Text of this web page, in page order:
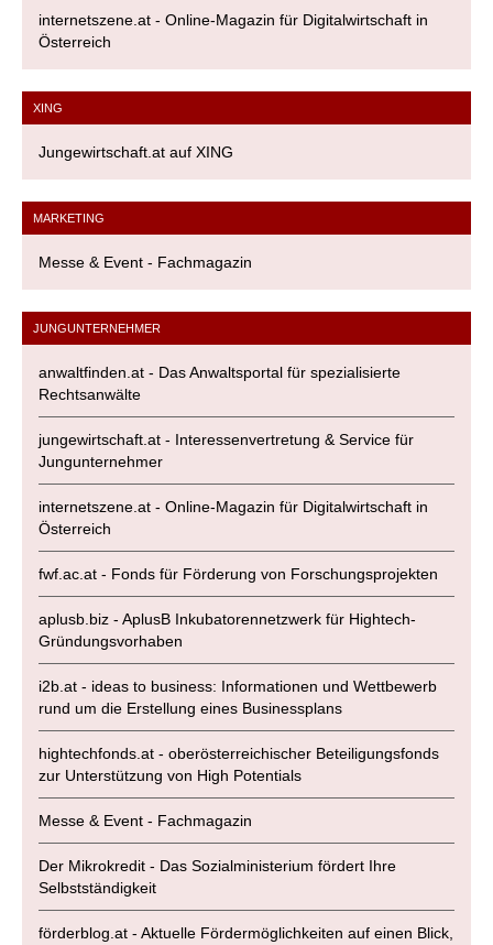
internetszene.at - Online-Magazin für Digitalwirtschaft in
Österreich
XING
Jungewirtschaft.at auf XING
MARKETING
Messe & Event - Fachmagazin
JUNGUNTERNEHMER
anwaltfinden.at - Das Anwaltsportal für spezialisierte
Rechtsanwälte
jungewirtschaft.at - Interessenvertretung & Service für
Jungunternehmer
internetszene.at - Online-Magazin für Digitalwirtschaft in
Österreich
fwf.ac.at - Fonds für Förderung von Forschungsprojekten
aplusb.biz - AplusB Inkubatorennetzwerk für Hightech-
Gründungsvorhaben
i2b.at - ideas to business: Informationen und Wettbewerb
rund um die Erstellung eines Businessplans
hightechfonds.at - oberösterreichischer Beteiligungsfonds
zur Unterstützung von High Potentials
Messe & Event - Fachmagazin
Der Mikrokredit - Das Sozialministerium fördert Ihre
Selbstständigkeit
förderblog.at - Aktuelle Fördermöglichkeiten auf einen Blick,